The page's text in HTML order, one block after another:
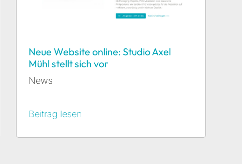
Neue Website online: Studio Axel
Mühl stellt sich vor
News
Beitrag lesen